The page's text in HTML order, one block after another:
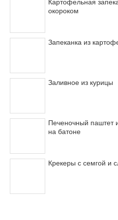
Картофельная
окороком
Запеканка из
Заливное из курицы
Печеночный паштет
на батоне
Крекеры с семгой и